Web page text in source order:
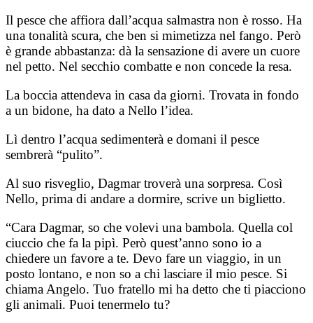
Il pesce che affiora dall’acqua salmastra non è rosso. Ha
una tonalità scura, che ben si mimetizza nel fango. Però
è grande abbastanza: dà la sensazione di avere un cuore
nel petto. Nel secchio combatte e non concede la resa.
La boccia attendeva in casa da giorni. Trovata in fondo
a un bidone, ha dato a Nello l’idea.
Lì dentro l’acqua sedimenterà e domani il pesce
sembrerà “pulito”.
Al suo risveglio, Dagmar troverà una sorpresa. Così
Nello, prima di andare a dormire, scrive un biglietto.
“Cara Dagmar, so che volevi una bambola. Quella col
ciuccio che fa la pipì. Però quest’anno sono io a
chiedere un favore a te. Devo fare un viaggio, in un
posto lontano, e non so a chi lasciare il mio pesce. Si
chiama Angelo. Tuo fratello mi ha detto che ti piacciono
gli animali. Puoi tenermelo tu?